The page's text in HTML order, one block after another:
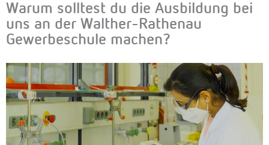
Warum solltest du die Ausbildung bei
uns an der Walther-Rathenau
Gewerbeschule machen?